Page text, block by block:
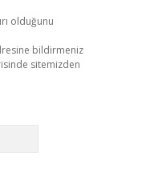
olduğunu
bildirmeniz
sitemizden